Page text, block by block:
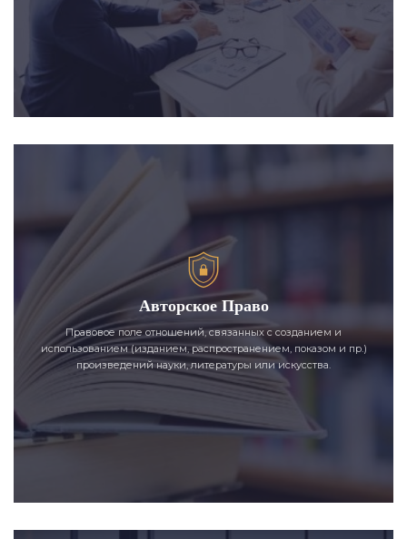
Авторское Право
Правовое поле отношений, связанных с созданием и
использованием (изданием, распространением, показом и пр.)
произведений науки, литературы или искусства.